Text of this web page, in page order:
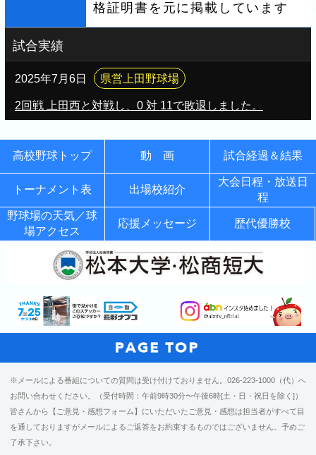
格証明書を元に掲載しています
試合実績
2025年7月6日 県営上田野球場
2回戦 上田西と対戦し、0 対 11で敗退しました。
高校野球トップ 動 画 試合経過＆結果
トーナメント表 出場校紹介
大会日程・放送日
程
野球場の天気／球
場アクセス
応援メッセージ 歴代優勝校
※メールによる番組についての質問は受け付けておりません。026-223-1000（代）へ
お問い合わせください。（受付時間：午前9時30分〜午後6時[土・日・祝日を除く]）
皆さんから【ご意見・感想フォーム】にいただいたご意見・感想は担当者がすべて目
を通しておりますがメールによるご返答をお約束するものではございません。予めご
了承下さい。